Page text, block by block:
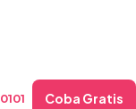
Coba Gratis